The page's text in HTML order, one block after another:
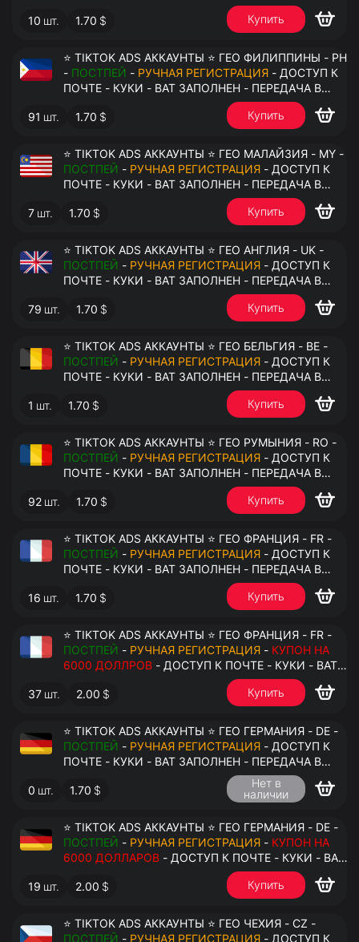
10 шт. 1.70 $ Купить
⭐ TIKTOK ADS АККАУНТЫ ⭐ ГЕО ФИЛИППИНЫ - PH
- ПОСТПЕЙ - РУЧНАЯ РЕГИСТРАЦИЯ - ДОСТУП К
ПОЧТЕ - КУКИ - ВАТ ЗАПОЛНЕН - ПЕРЕДАЧА В
91 шт. 1.70 $ Купить
⭐ TIKTOK ADS АККАУНТЫ ⭐ ГЕО МАЛАЙЗИЯ - MY -
ПОСТПЕЙ - РУЧНАЯ РЕГИСТРАЦИЯ - ДОСТУП К
ПОЧТЕ - КУКИ - ВАТ ЗАПОЛНЕН - ПЕРЕДАЧА В
7 шт. 1.70 $ Купить
⭐ TIKTOK ADS АККАУНТЫ ⭐ ГЕО АНГЛИЯ - UK -
ПОСТПЕЙ - РУЧНАЯ РЕГИСТРАЦИЯ - ДОСТУП К
ПОЧТЕ - КУКИ - ВАТ ЗАПОЛНЕН - ПЕРЕДАЧА В
79 шт. 1.70 $ Купить
⭐ TIKTOK ADS АККАУНТЫ ⭐ ГЕО БЕЛЬГИЯ - BE -
ПОСТПЕЙ - РУЧНАЯ РЕГИСТРАЦИЯ - ДОСТУП К
ПОЧТЕ - КУКИ - ВАТ ЗАПОЛНЕН - ПЕРЕДАЧА В
1 шт. 1.70 $ Купить
⭐ TIKTOK ADS АККАУНТЫ ⭐ ГЕО РУМЫНИЯ - RO -
ПОСТПЕЙ - РУЧНАЯ РЕГИСТРАЦИЯ - ДОСТУП К
ПОЧТЕ - КУКИ - ВАТ ЗАПОЛНЕН - ПЕРЕДАЧА В
92 шт. 1.70 $ Купить
⭐ TIKTOK ADS АККАУНТЫ ⭐ ГЕО ФРАНЦИЯ - FR -
ПОСТПЕЙ - РУЧНАЯ РЕГИСТРАЦИЯ
ПОЧТЕ - КУКИ - ВАТ ЗАПОЛНЕН - ПЕРЕДАЧА В
16 шт. 1.70 $ Купить
⭐ TIKTOK ADS АККАУНТЫ ⭐ ГЕО ФРАНЦИЯ - FR -
ПОСТПЕЙ - РУЧНАЯ РЕГИСТРАЦИЯ - КУПОН НА
6000 ДОЛЛРОВ - ДОСТУП К ПОЧТЕ - КУКИ - ВАТ
ЗАПОЛНЕН - ПЕРЕДАЧА В АНТИДЕТЕКТ
37 шт. 2.00 $ Купить
⭐ TIKTOK ADS АККАУНТЫ ⭐ ГЕО ГЕРМАНИЯ - DE -
ПОСТПЕЙ - РУЧНАЯ РЕГИСТРАЦИЯ - ДОСТУП К
ПОЧТЕ - КУКИ - ВАТ ЗАПОЛНЕН - ПЕРЕДАЧА В
0 шт. 1.70 $
Нет в
наличии
⭐ TIKTOK ADS АККАУНТЫ ⭐ ГЕО ГЕРМАНИЯ - DE -
ПОСТПЕЙ - РУЧНАЯ РЕГИСТРАЦИЯ - КУПОН НА
6000 ДОЛЛАРОВ - ДОСТУП К ПОЧТЕ - КУКИ - ВАТ
ЗАПОЛНЕН - ПЕРЕДАЧА В АНТИДЕТЕКТ
19 шт. 2.00 $ Купить
⭐ TIKTOK ADS АККАУНТЫ ⭐ ГЕО ЧЕХИЯ - CZ -
ПОСТПЕЙ - РУЧНАЯ РЕГИСТРАЦИЯ